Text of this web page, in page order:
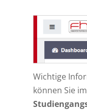
Wichtige
können Sie